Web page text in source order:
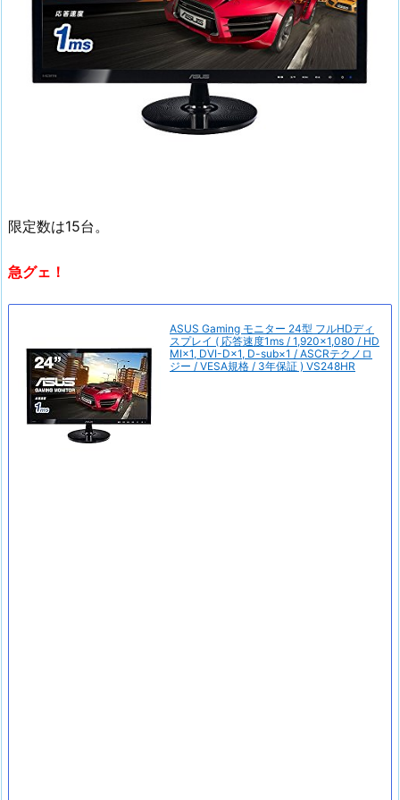
限定数は15台。
急グェ！
ASUS Gaming モニター 24型 フルHDディ
スプレイ ( 応答速度1ms / 1,920×1,080 / HD
MI×1, DVI-D×1, D-sub×1 / ASCRテクノロ
ジー / VESA規格 / 3年保証 ) VS248HR